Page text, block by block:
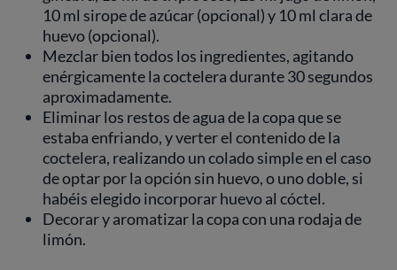
10 ml sirope de azúcar (opcional) y 10 ml clara de
huevo (opcional).
Mezclar bien todos los ingredientes, agitando
enérgicamente la coctelera durante 30 segundos
aproximadamente.
Eliminar los restos de agua de la copa que se
estaba enfriando, y verter el contenido de la
coctelera, realizando un colado simple en el caso
de optar por la opción sin huevo, o uno doble, si
habéis elegido incorporar huevo al cóctel.
Decorar y aromatizar la copa con una rodaja de
limón.